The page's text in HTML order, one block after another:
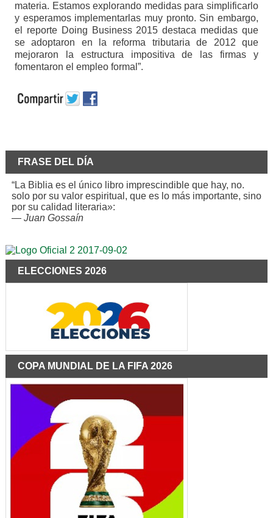
materia. Estamos explorando medidas para simplificarlo
y esperamos implementarlas muy pronto. Sin embargo,
el reporte Doing Business 2015 destaca medidas que
se adoptaron en la reforma tributaria de 2012 que
mejoraron la estructura impositiva de las firmas y
fomentaron el empleo formal”.
FRASE DEL DÍA
“La Biblia es el único libro imprescindible que hay, no.
solo por su valor espiritual, que es lo más importante, sino
por su calidad literaria»:
— Juan Gossaín
ELECCIONES 2026
COPA MUNDIAL DE LA FIFA 2026